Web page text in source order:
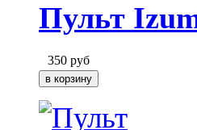
Пульт
350 руб